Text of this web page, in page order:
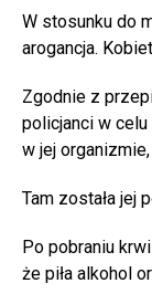
W stosunku do
arogancja.
Zgodnie z
policjanci w
w jej
Tam została jej
Po pobraniu
że piła alkohol